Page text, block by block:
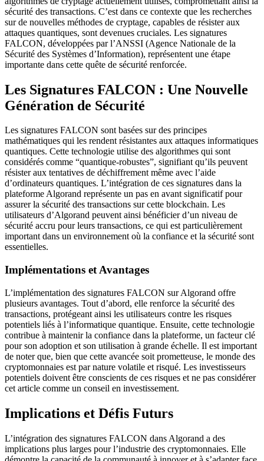
sécurité des transactions. C’est dans ce contexte que les recherches
sur de nouvelles méthodes de cryptage, capables de résister aux
attaques quantiques, sont devenues cruciales. Les signatures
FALCON, développées par l’ANSSI (Agence Nationale de la
Sécurité des Systèmes d’Information), représentent une étape
importante dans cette quête de sécurité renforcée.
Les Signatures FALCON : Une Nouvelle
Génération de Sécurité
Les signatures FALCON sont basées sur des principes
mathématiques qui les rendent résistantes aux attaques informatiques
quantiques. Cette technologie utilise des algorithmes qui sont
considérés comme “quantique-robustes”, signifiant qu’ils peuvent
résister aux tentatives de déchiffrement même avec l’aide
d’ordinateurs quantiques. L’intégration de ces signatures dans la
plateforme Algorand représente un pas en avant significatif pour
assurer la sécurité des transactions sur cette blockchain. Les
utilisateurs d’Algorand peuvent ainsi bénéficier d’un niveau de
sécurité accru pour leurs transactions, ce qui est particulièrement
important dans un environnement où la confiance et la sécurité sont
essentielles.
Implémentations et Avantages
L’implémentation des signatures FALCON sur Algorand offre
plusieurs avantages. Tout d’abord, elle renforce la sécurité des
transactions, protégeant ainsi les utilisateurs contre les risques
potentiels liés à l’informatique quantique. Ensuite, cette technologie
contribue à maintenir la confiance dans la plateforme, un facteur clé
pour son adoption et son utilisation à grande échelle. Il est important
de noter que, bien que cette avancée soit prometteuse, le monde des
cryptomonnaies est par nature volatile et risqué. Les investisseurs
potentiels doivent être conscients de ces risques et ne pas considérer
cet article comme un conseil en investissement.
Implications et Défis Futurs
L’intégration des signatures FALCON dans Algorand a des
implications plus larges pour l’industrie des cryptomonnaies. Elle